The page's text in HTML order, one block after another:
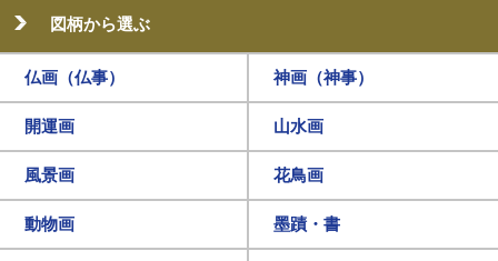
図柄から選ぶ
仏画（仏事） 神画（神事）
開運画 山水画
風景画 花鳥画
動物画 墨蹟・書